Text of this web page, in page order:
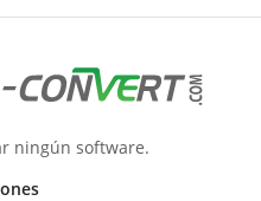
ningún software.